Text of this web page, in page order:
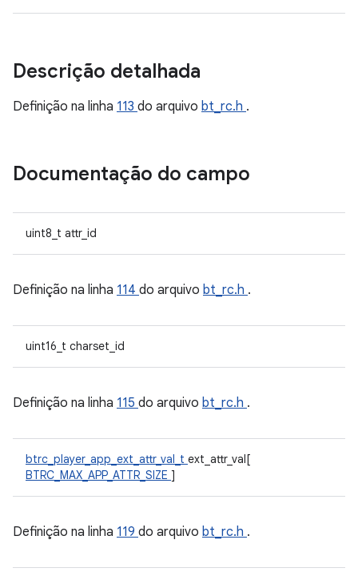
Descrição detalhada
Definição na linha 113 do arquivo bt_rc.h .
Documentação do campo
uint8_t attr_id
Definição na linha 114 do arquivo bt_rc.h .
uint16_t charset_id
Definição na linha 115 do arquivo bt_rc.h .
btrc_player_app_ext_attr_val_t ext_attr_val[
BTRC_MAX_APP_ATTR_SIZE ]
Definição na linha 119 do arquivo bt_rc.h .